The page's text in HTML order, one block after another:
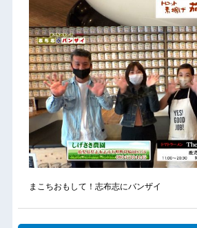
まこちおもして！志布志にバンザイ